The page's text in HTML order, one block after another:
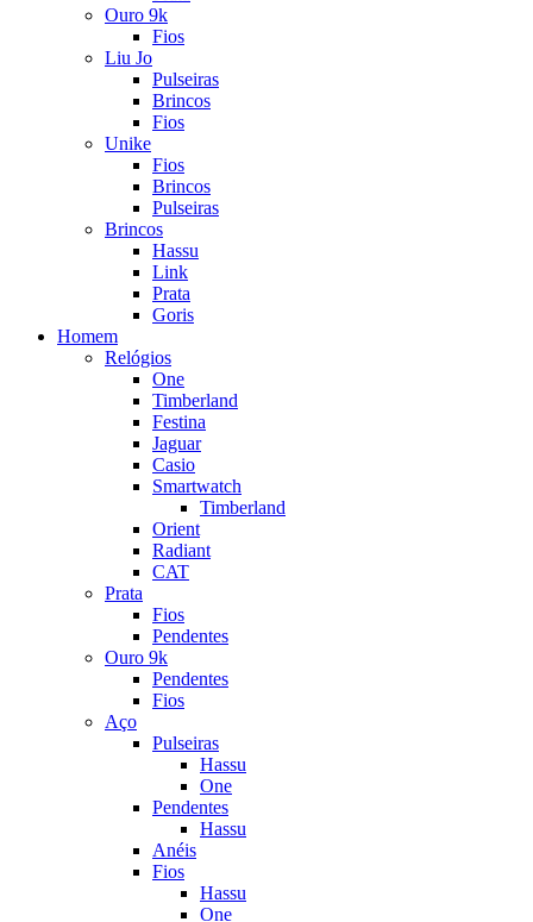
Ouro 9k
Fios
Liu Jo
Pulseiras
Brincos
Fios
Unike
Fios
Brincos
Pulseiras
Brincos
Hassu
Link
Prata
Goris
Homem
Relógios
One
Timberland
Festina
Jaguar
Casio
Smartwatch
Timberland
Orient
Radiant
CAT
Prata
Fios
Pendentes
Ouro 9k
Pendentes
Fios
Aço
Pulseiras
Hassu
One
Pendentes
Hassu
Anéis
Fios
Hassu
One